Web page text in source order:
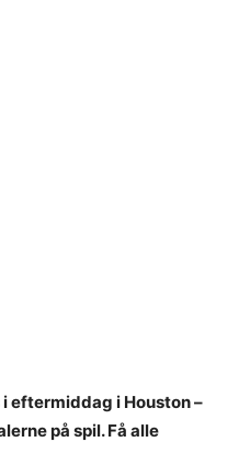
eftermiddag i Houston –
på spil. Få alle